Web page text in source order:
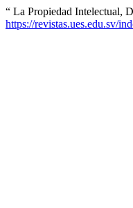
“ La Propiedad Intelectual,
https://revistas.ues.edu.sv/